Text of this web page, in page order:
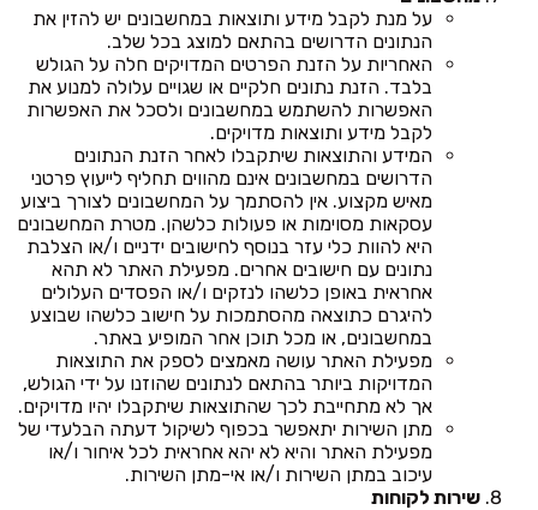
על מנת לקבל מידע ותוצאות במחשבונים יש להזין את
הנתונים הדרושים בהתאם למוצג בכל שלב.
האחריות על הזנת הפרטים המדויקים חלה על הגולש
בלבד. הזנת נתונים חלקיים או שגויים עלולה למנוע את
האפשרות להשתמש במחשבונים ולסכל את האפשרות
לקבל מידע ותוצאות מדויקים.
המידע והתוצאות שיתקבלו לאחר הזנת הנתונים
הדרושים במחשבונים אינם מהווים תחליף לייעוץ פרטני
מאיש מקצוע. אין להסתמך על המחשבונים לצורך ביצוע
עסקאות מסוימות או פעולות כלשהן. מטרת המחשבונים
היא להוות כלי עזר בנוסף לחישובים ידניים ו/או הצלבת
נתונים עם חישובים אחרים. מפעילת האתר לא תהא
אחראית באופן כלשהו לנזקים ו/או הפסדים העלולים
להיגרם כתוצאה מהסתמכות על חישוב כלשהו שבוצע
במחשבונים, או מכל תוכן אחר המופיע באתר.
מפעילת האתר עושה מאמצים לספק את התוצאות
המדויקות ביותר בהתאם לנתונים שהוזנו על ידי הגולש,
אך לא מתחייבת לכך שהתוצאות שיתקבלו יהיו מדויקים.
מתן השירות יתאפשר בכפוף לשיקול דעתה הבלעדי של
מפעילת האתר והיא לא יהא אחראית לכל איחור ו/או
עיכוב במתן השירות ו/או אי-מתן השירות.
שירות לקוחות